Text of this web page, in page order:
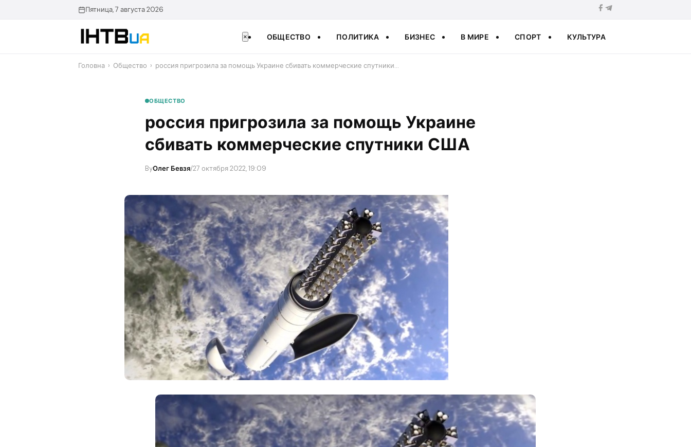
Пятница, 7 августа 2026
× ОБЩЕСТВО ПОЛИТИКА БИЗНЕС В МИРЕ СПОРТ КУЛЬТУРА
Головна › Общество › россия пригрозила за помощь Украине сбивать коммерческие спутники…
ОБЩЕСТВО
россия пригрозила за помощь Украине
сбивать коммерческие спутники США
ByОлег Бевзя/27 октября 2022, 19:09